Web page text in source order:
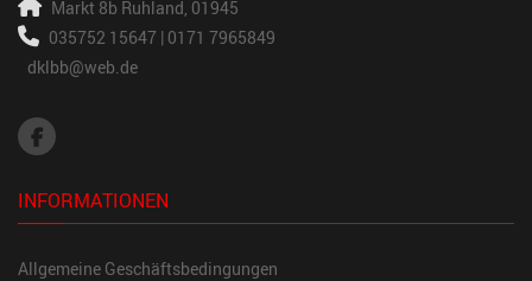
Markt 8b Ruhland, 01945
035752 15647 | 0171 7965849
dklbb@web.de
INFORMATIONEN
Allgemeine Geschäftsbedingungen